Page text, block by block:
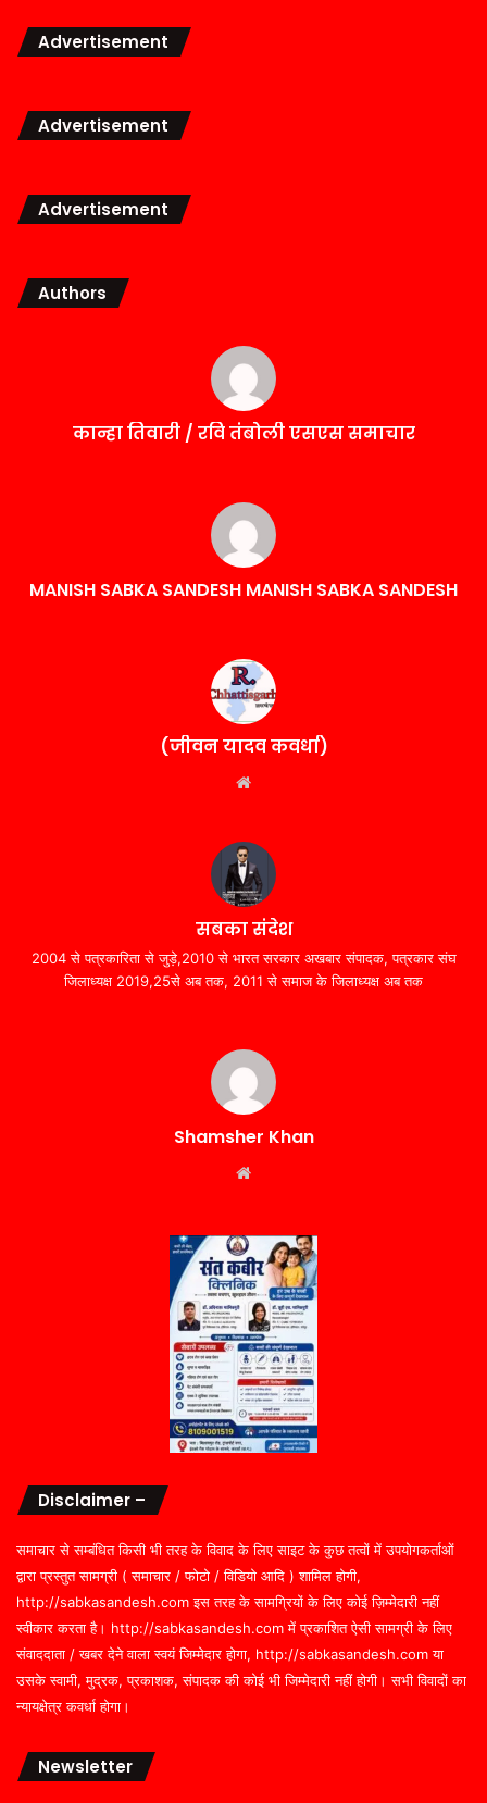
Advertisement
Advertisement
Advertisement
Authors
कान्हा तिवारी / रवि तंबोली एसएस समाचार
MANISH SABKA SANDESH MANISH SABKA SANDESH
(जीवन यादव कवर्धा)
सबका संदेश
2004 से पत्रकारिता से जुड़े,2010 से भारत सरकार अखबार संपादक, पत्रकार संघ
जिलाध्यक्ष 2019,25से अब तक, 2011 से समाज के जिलाध्यक्ष अब तक
Shamsher Khan
Disclaimer –
समाचार से सम्बंधित किसी भी तरह के विवाद के लिए साइट के कुछ तत्वों में उपयोगकर्ताओं
द्वारा प्रस्तुत सामग्री ( समाचार / फोटो / विडियो आदि ) शामिल होगी,
http://sabkasandesh.com इस तरह के सामग्रियों के लिए कोई ज़िम्मेदारी नहीं
स्वीकार करता है। http://sabkasandesh.com में प्रकाशित ऐसी सामग्री के लिए
संवाददाता / खबर देने वाला स्वयं जिम्मेदार होगा, http://sabkasandesh.com या
उसके स्वामी, मुद्रक, प्रकाशक, संपादक की कोई भी जिम्मेदारी नहीं होगी। सभी विवादों का
न्यायक्षेत्र कवर्धा होगा।
Newsletter